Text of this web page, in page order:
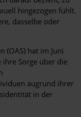
hingezogen fühlt.
dasselbe oder
(OAS) hat im Juni
Sorge über die
augrund ihrer
in der